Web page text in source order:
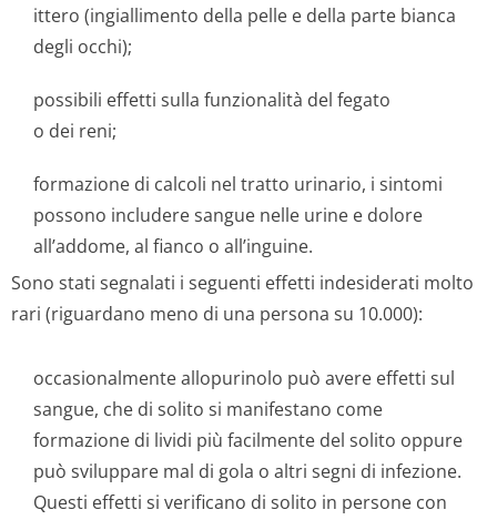
ittero (ingiallimento della pelle e della parte bianca
degli occhi);
possibili effetti sulla funzionalità del fegato
o dei reni;
formazione di calcoli nel tratto urinario, i sintomi
possono includere sangue nelle urine e dolore
all’addome, al fianco o all’inguine.
Sono stati segnalati i seguenti effetti indesiderati molto
rari (riguardano meno di una persona su 10.000):
occasionalmente allopurinolo può avere effetti sul
sangue, che di solito si manifestano come
formazione di lividi più facilmente del solito oppure
può sviluppare mal di gola o altri segni di infezione.
Questi effetti si verificano di solito in persone con